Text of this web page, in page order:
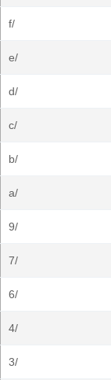
f/
e/
d/
c/
b/
a/
9/
7/
6/
4/
3/